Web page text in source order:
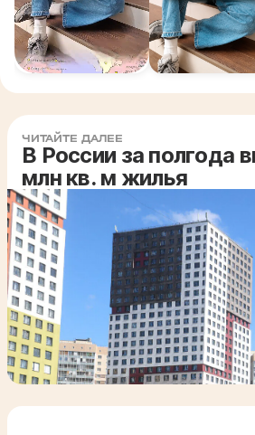
ЧИТАЙТЕ ДАЛЕЕ
В России за полгода
млн кв. м жилья